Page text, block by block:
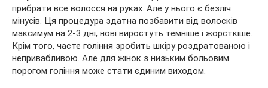
прибрати все волосся на руках. Але у нього є безліч
мінусів. Ця процедура здатна позбавити від волосків
максимум на 2-3 дні, нові виростуть темніше і жорсткіше.
Крім того, часте гоління зробить шкіру роздратованою і
непривабливою. Але для жінок з низьким больовим
порогом гоління може стати єдиним виходом.